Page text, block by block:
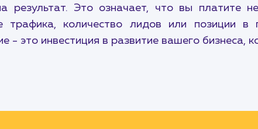
результат. Это означает, что вы платите
трафика, количество лидов или позиции
- это инвестиция в развитие вашего бизнеса,